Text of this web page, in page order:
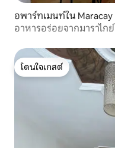
อพาร์ทเมนท์ใน Maracay
อาหารอร่อยจากมาราไกย์
โดนใจเกสต์
โดนใจเกสต์